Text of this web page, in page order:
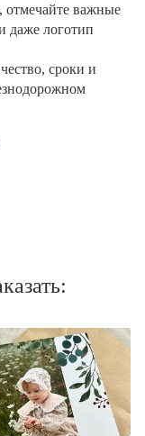
отмечайте важные
даже логотип
сроки и